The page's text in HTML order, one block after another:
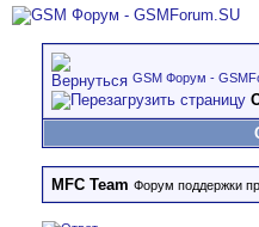
GSM Форум -
MFC Team Форум поддержки